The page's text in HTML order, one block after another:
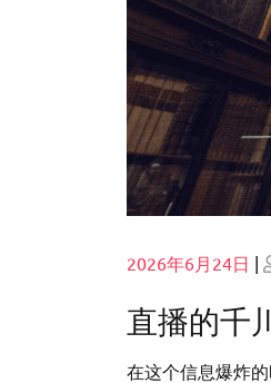
Posted
2026年6月24日 |
直播的千
在这个信息爆炸